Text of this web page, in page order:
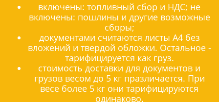
включены: топливный сбор и НДС; не
включены: пошлины и другие возможные
сборы;
документами считаются листы А4 без
вложений и твердой обложки. Остальное -
тарифицируется как груз.
стоимость доставки для документов и
грузов весом до 5 кг празличается. При
весе более 5 кг они тарифицируются
одинаково.